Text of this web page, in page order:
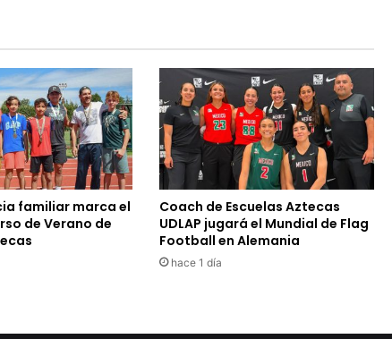
familiar marca el
de Verano de
Coach de Escuelas Aztecas
UDLAP jugará el Mundial de Flag
Football en Alemania
hace 1 día